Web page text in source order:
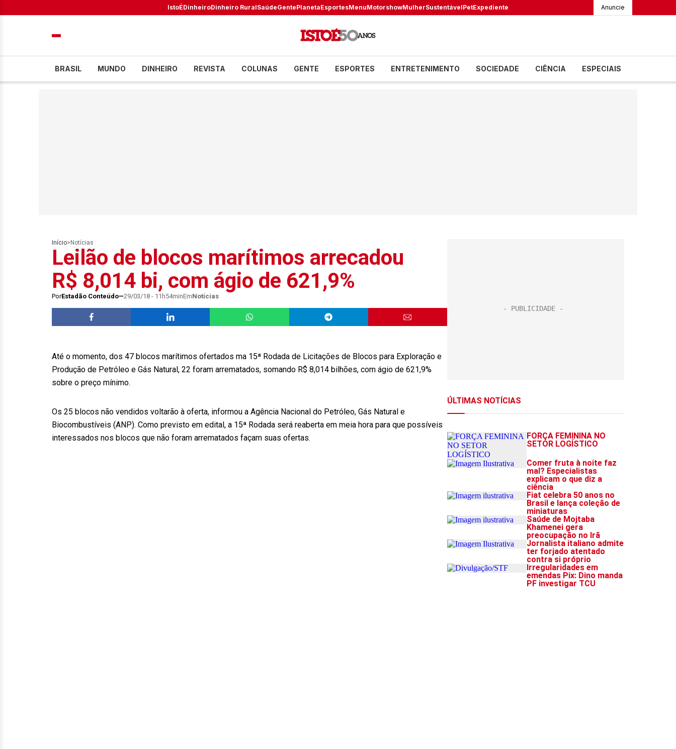
IstoÉDinheiroDinheiro RuralSaúdeGentePlanetaEsportesMenuMotorshowMulherSustentávelPetExpediente Anuncie
BRASIL MUNDO DINHEIRO REVISTA COLUNAS GENTE ESPORTES ENTRETENIMENTO SOCIEDADE CIÊNCIA ESPECIAIS
Início> Notícias
Leilão de blocos marítimos arrecadou
R$ 8,014 bi, com ágio de 621,9%
PorEstadão Conteúdo 29/03/18 - 11h54minEmNotícias
Até o momento, dos 47 blocos marítimos ofertados ma 15ª Rodada de Licitações de Blocos para Exploração e
Produção de Petróleo e Gás Natural, 22 foram arrematados, somando R$ 8,014 bilhões, com ágio de 621,9%
sobre o preço mínimo.
Os 25 blocos não vendidos voltarão à oferta, informou a Agência Nacional do Petróleo, Gás Natural e
Biocombustíveis (ANP). Como previsto em edital, a 15ª Rodada será reaberta em meia hora para que possíveis
interessados nos blocos que não foram arrematados façam suas ofertas.